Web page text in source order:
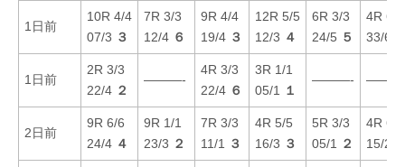
1日前
10R 4/4
07/3 ３
7R 3/3
12/4 ６
9R 4/4
19/4 ３
12R 5/5
12/3 ４
6R 3/3
24/5 ５
4R 6/6
33/6
1日前
2R 3/3
22/4 ２
———-
4R 3/3
22/4 ６
3R 1/1
05/1
１
———-
2日前
9R 6/6
24/4 ４
9R 1/1
23/3 ２
7R 3/3
11/1
３
4R 5/5
16/3 ３
5R 3/3
05/1
２
4R 6/6
15/2